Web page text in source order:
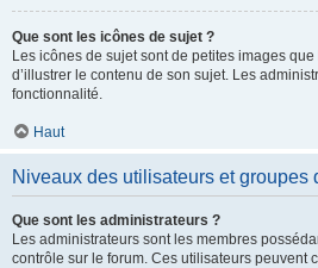
Que sont les icônes de sujet ?
Les icônes de sujet sont de petites images que
d’illustrer le contenu de son sujet. Les
fonctionnalité.
Haut
Niveaux des utilisateurs et groupes
Que sont les administrateurs ?
Les administrateurs sont les membres
contrôle sur le forum. Ces utilisateurs peuvent